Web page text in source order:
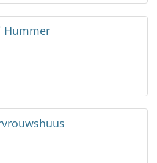
Hummer